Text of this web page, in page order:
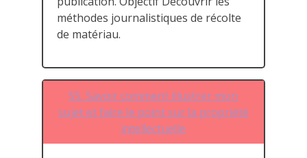
méthodes journalistiques de récolte
de matériau.
S5. Savoir comment illustrer mon
sujet et faire le point sur la propriété
intellectuelle